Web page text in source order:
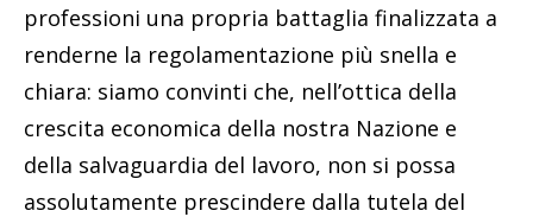
professioni una propria battaglia finalizzata a
renderne la regolamentazione più snella e
chiara: siamo convinti che, nell’ottica della
crescita economica della nostra Nazione e
della salvaguardia del lavoro, non si possa
assolutamente prescindere dalla tutela del